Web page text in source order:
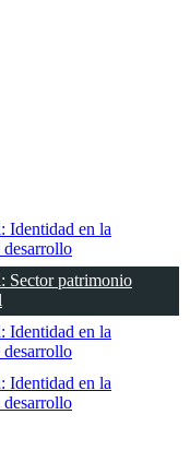
Identidad en la
Sector patrimonio
Identidad en la
Identidad en la